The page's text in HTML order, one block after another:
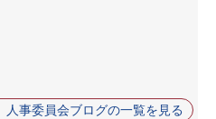
人事委員会ブログの一覧を見る